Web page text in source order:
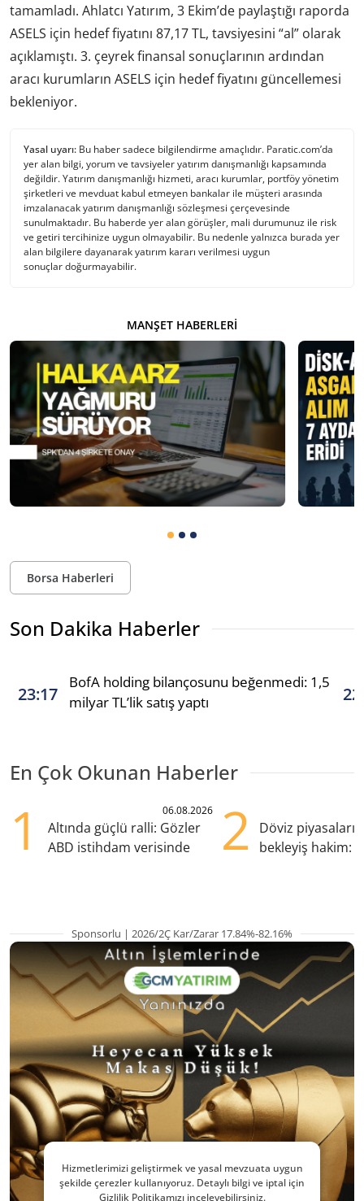
tamamladı. Ahlatcı Yatırım, 3 Ekim’de paylaştığı raporda
ASELS için hedef fiyatını 87,17 TL, tavsiyesini “al” olarak
açıklamıştı. 3. çeyrek finansal sonuçlarının ardından
aracı kurumların ASELS için hedef fiyatını güncellemesi
bekleniyor.
Yasal uyarı: Bu haber sadece bilgilendirme amaçlıdır. Paratic.com’da
yer alan bilgi, yorum ve tavsiyeler yatırım danışmanlığı kapsamında
değildir. Yatırım danışmanlığı hizmeti, aracı kurumlar, portföy yönetim
şirketleri ve mevduat kabul etmeyen bankalar ile müşteri arasında
imzalanacak yatırım danışmanlığı sözleşmesi çerçevesinde
sunulmaktadır. Bu haberde yer alan görüşler, mali durumunuz ile risk
ve getiri tercihinize uygun olmayabilir. Bu nedenle yalnızca burada yer
alan bilgilere dayanarak yatırım kararı verilmesi uygun
sonuçlar doğurmayabilir.
MANŞET HABERLERI
Borsa Haberleri
Son Dakika Haberler
23:17
BofA holding bilançosunu beğenmedi: 1,5
milyar TL’lik satış yaptı
En Çok Okunan Haberler
1 06.08.2026
Altında güçlü ralli: Gözler
ABD istihdam verisinde
2
Döviz
bekleyiş hakim:
Sponsorlu | 2026/2Ç Kar/Zarar 17.84%-82.16%
Hizmetlerimizi geliştirmek ve yasal mevzuata uygun
şekilde çerezler kullanıyoruz. Detaylı bilgi ve iptal için
Gizlilik Politikamızı inceleyebilirsiniz.